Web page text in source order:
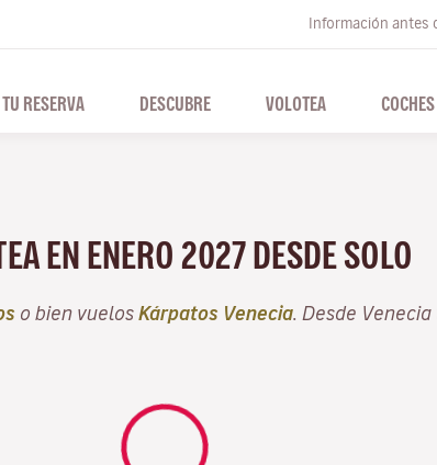
Información antes
TU RESERVA DESCUBRE VOLOTEA COCHES
EN ENERO 2027 DESDE SOLO
o bien vuelos Kárpatos Venecia . Desde